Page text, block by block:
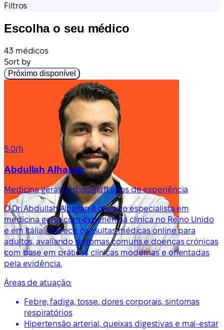
Filtros
Escolha o seu médico
43 médicos
Sort by
Próximo disponível
5.0(1)
Abdullah Alhasan
Medicina geralCardiologia11 anos de experiência
O Dr. Abdullah Alhasan é médico especialista em
medicina geral, com experiência clínica no Reino Unido
e em Itália. Oferece consultas médicas online para
adultos, avaliando sintomas comuns e doenças crónicas
com base em práticas clínicas modernas e orientadas
pela evidência.
Áreas de atuação:
Febre, fadiga, tosse, dores corporais, sintomas
respiratórios
Hipertensão arterial, queixas digestivas e mal-estar